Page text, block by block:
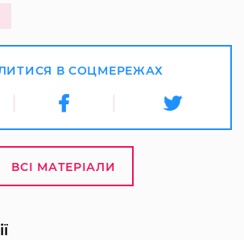
В СОЦМЕРЕЖАХ
ВСІ МАТЕРІАЛИ